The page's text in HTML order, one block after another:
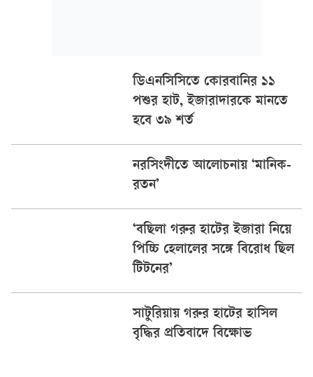
ডিএনসিসিতে কোরবানির ১১
পশুর হাট, ইজারাদারকে মানতে
হবে ৩৯ শর্ত
নরসিংদীতে আলোচনায় ‘মানিক-
রতন’
‘বছিলা গরুর হাটের ইজারা নিয়ে
পিচ্চি হেলালের সঙ্গে বিরোধ ছিল
টিটনের’
সাটুরিয়ায় গরুর হাটের হাসিল
বৃদ্ধির প্রতিবাদে বিক্ষোভ